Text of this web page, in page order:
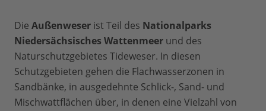
Die Außenweser ist Teil des Nationalparks
Niedersächsisches Wattenmeer und des
Naturschutzgebietes Tideweser. In diesen
Schutzgebieten gehen die Flachwasserzonen in
Sandbänke, in ausgedehnte Schlick-, Sand- und
Mischwattflächen über, in denen eine Vielzahl von